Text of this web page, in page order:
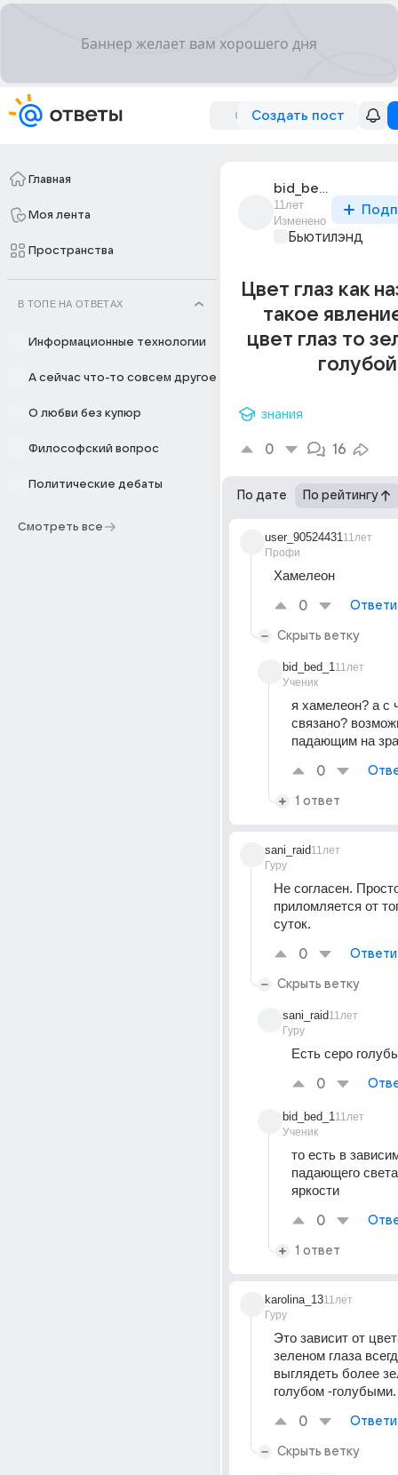
Создать пост
Главная
Моя лента
Пространства
В ТОПЕ НА ОТВЕТАХ
Информационные технологии
А сейчас что-то совсем другое
О любви без купюр
Философский вопрос
Политические дебаты
Смотреть все
bid_bed_1
11лет
Изменено
Бьютилэнд
Цвет глаз как
такое
цвет глаз то
знания
0 16
По дате По рейтингу
user_90524431
Профи
11лет
Хамелеон
0
Скрыть ветку
bid_bed_1
Ученик
11лет
я хамелеон? а с
связано?
падающим на
0
1 ответ
sani_raid
Гуру
11лет
Не согласен.
приломляется от
суток.
0
Скрыть ветку
sani_raid
Гуру
11лет
Есть серо
0
bid_bed_1
Ученик
11лет
то есть в
падающего
яркости
0
1 ответ
karolina_13
Гуру
11лет
Это зависит от
зеленом глаза
выглядеть более
голубом -голубыми.
0
Скрыть ветку